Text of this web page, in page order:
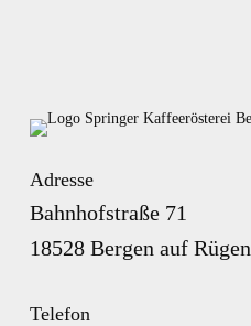
Adresse
Bahnhofstraße 71
18528 Bergen auf Rügen
Telefon